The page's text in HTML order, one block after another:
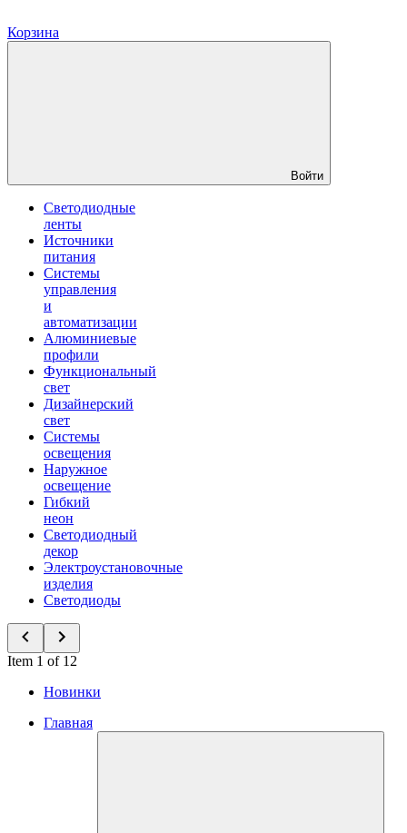
Корзина
Войти
Светодиодные
ленты
Источники
питания
Системы
управления
и
автоматизации
Алюминиевые
профили
Функциональный
свет
Дизайнерский
свет
Системы
освещения
Наружное
освещение
Гибкий
неон
Светодиодный
декор
Электроустановочные
изделия
Светодиоды
Item 1 of 12
Новинки
Главная